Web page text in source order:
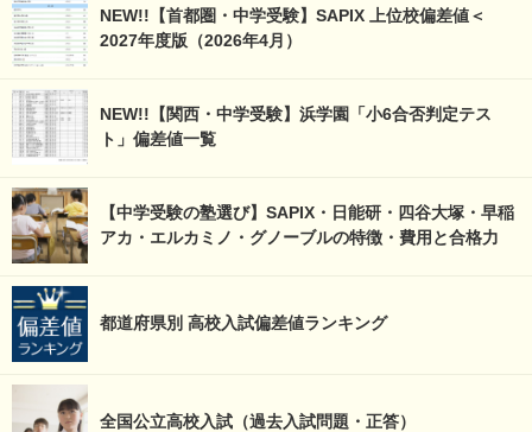
NEW!!【首都圏・中学受験】SAPIX 上位校偏差値＜
2027年度版（2026年4月）
NEW!!【関西・中学受験】浜学園「小6合否判定テス
ト」偏差値一覧
【中学受験の塾選び】SAPIX・日能研・四谷大塚・早稲
アカ・エルカミノ・グノーブルの特徴・費用と合格力
都道府県別 高校入試偏差値ランキング
全国公立高校入試（過去入試問題・正答）